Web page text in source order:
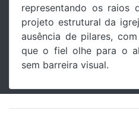
representando os raios
projeto estrutural da
ausência de pilares,
que o fiel olhe para o
sem barreira visual.